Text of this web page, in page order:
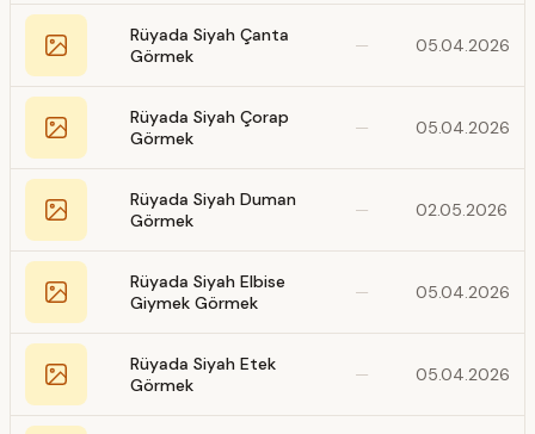
Rüyada Siyah Çanta
Görmek
— 05.04.2026
Rüyada Siyah Çorap
Görmek
— 05.04.2026
Rüyada Siyah Duman
Görmek
— 02.05.2026
Rüyada Siyah Elbise
Giymek Görmek
— 05.04.2026
Rüyada Siyah Etek
Görmek
— 05.04.2026